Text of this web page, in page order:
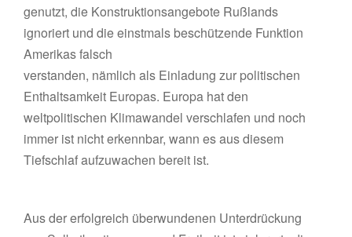
genutzt, die Konstruktionsangebote Rußlands
ignoriert und die einstmals beschützende Funktion
Amerikas falsch
verstanden, nämlich als Einladung zur politischen
Enthaltsamkeit Europas. Europa hat den
weltpolitischen Klimawandel verschlafen und noch
immer ist nicht erkennbar, wann es aus diesem
Tiefschlaf aufzuwachen bereit ist.
Aus der erfolgreich überwundenen Unterdrückung